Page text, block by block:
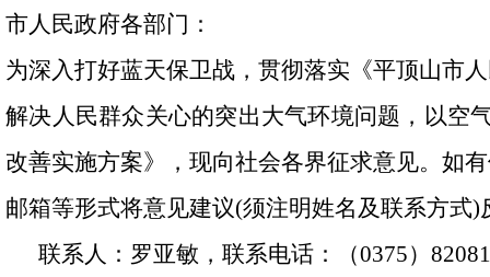
市人民政府各部门：
为深入打好蓝天保卫战，贯彻落实《平顶山市
解决人民群众关心的突出大气环境问题，以空
改善实施方案》， 现向社会各界征求意见。如
邮箱等形式将意见建议(须注明姓名及联系方式
联系人：罗亚敏，联系电话：（0375）